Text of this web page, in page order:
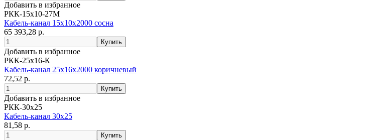
Добавить в избранное
РКК-15х10-27М
Кабель-канал 15х10х2000 сосна
65 393,28 р.
Добавить в избранное
РКК-25х16-К
Кабель-канал 25х16х2000 коричневый
72,52 р.
Добавить в избранное
РКК-30х25
Кабель-канал 30x25
81,58 р.